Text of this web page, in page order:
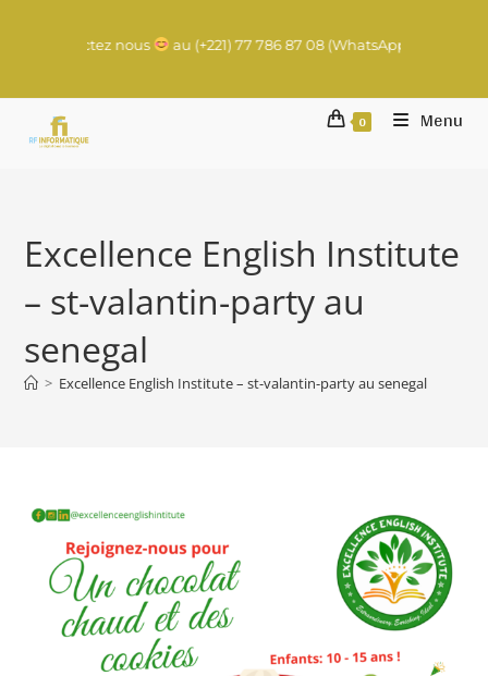
? Contactez nous au (+221) 77 786 87 08 (WhatsApp) |
0 Menu
Excellence English Institute
– st-valantin-party au
senegal
> Excellence English Institute – st-valantin-party au senegal